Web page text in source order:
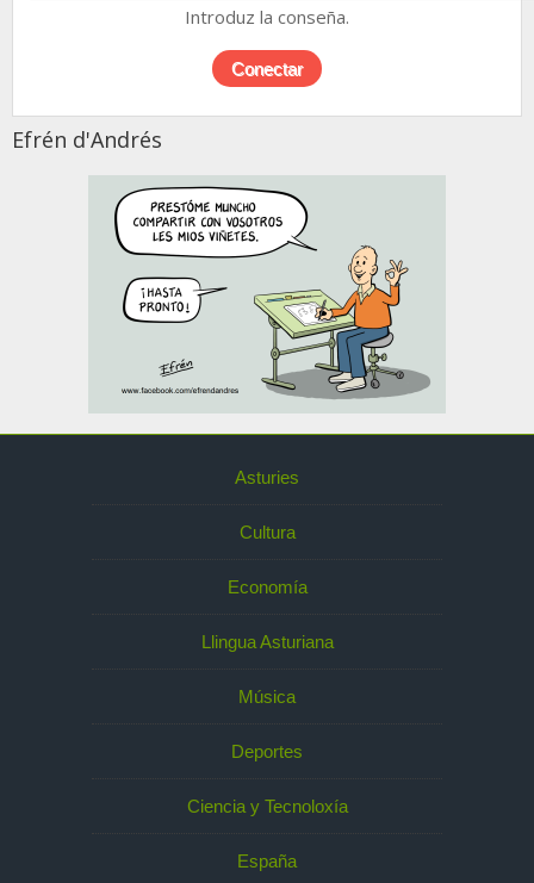
Introduz la conseña.
Efrén d'Andrés
Asturies
Cultura
Economía
Llingua Asturiana
Música
Deportes
Ciencia y Tecnoloxía
España